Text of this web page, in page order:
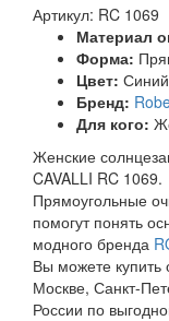
Артикул: RC 1069
Материал
Форма:
Цвет: Синий
Бренд:
Для кого:
Женские
CAVALLI RC 1069.
Прямоугольные
помогут понять
модного бренда
Вы можете купить
Москве, Санкт-
России по